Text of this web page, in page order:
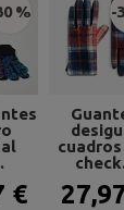
%
€
-